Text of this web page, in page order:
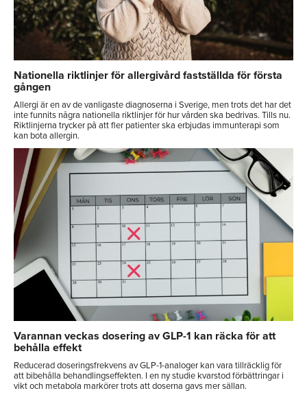
Nationella riktlinjer för allergivård fastställda för första
gången
Allergi är en av de vanligaste diagnoserna i Sverige, men trots det har det
inte funnits några nationella riktlinjer för hur vården ska bedrivas. Tills nu.
Riktlinjerna trycker på att fler patienter ska erbjudas immunterapi som
kan bota allergin.
Varannan veckas dosering av GLP-1 kan räcka för att
behålla effekt
Reducerad doseringsfrekvens av GLP-1-analoger kan vara tillräcklig för
att bibehålla behandlingseffekten. I en ny studie kvarstod förbättringar i
vikt och metabola markörer trots att doserna gavs mer sällan.